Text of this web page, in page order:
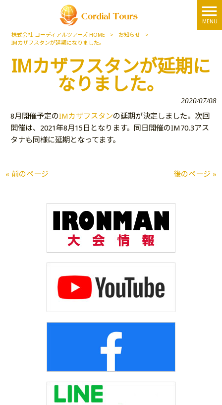
MENU
株式会社 コーディアルツアーズ HOME > お知らせ
>
IMカザフスタンが延期になりました。
IMカザフスタンが延期に
なりました。
2020/07/08
8月開催予定のIMカザフスタンの延期が決定しました。次回
開催は、2021年8月15日となります。同日開催のIM70.3アス
タナも同様に延期となってます。
« 前のページ 後のページ »